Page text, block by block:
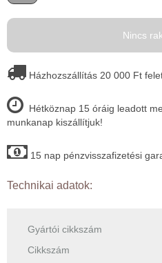
Nincs
Házhozszállítás 20 000 Ft
Hétköznap 15 óráig leadott
munkanap kiszállítjuk!
15 nap pénzvisszafizetési
Technikai adatok:
Gyártói cikkszám
Cikkszám